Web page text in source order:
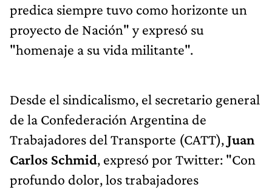
predica siempre tuvo como horizonte un
proyecto de Nación" y expresó su
"homenaje a su vida militante".
Desde el sindicalismo, el secretario general
de la Confederación Argentina de
Trabajadores del Transporte (CATT),Juan
Carlos Schmid, expresó por Twitter: "Con
profundo dolor, los trabajadores